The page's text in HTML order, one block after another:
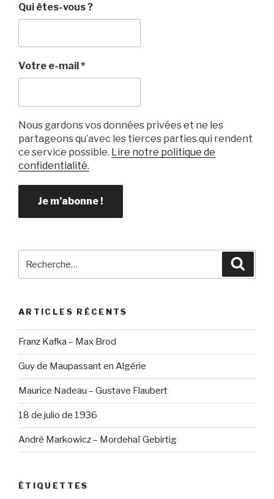
Qui êtes-vous ?
Votre e-mail *
Nous gardons vos données privées et ne les
partageons qu’avec les tierces parties qui rendent
ce service possible. Lire notre politique de
confidentialité.
pour
ARTICLES RÉCENTS
Franz Kafka – Max Brod
Guy de Maupassant en Algérie
Maurice Nadeau – Gustave Flaubert
18 de julio de 1936
André Markowicz – Mordehaï Gebirtig
ÉTIQUETTES